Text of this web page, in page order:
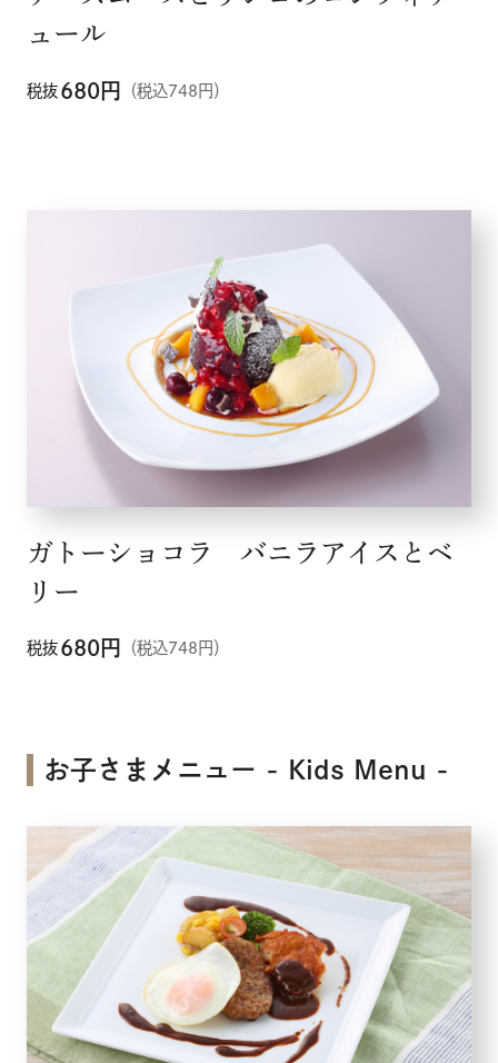
ュール
税抜 680円 （税込748円）
ガトーショコラ バニラアイスとベ
リー
税抜 680円 （税込748円）
お子さまメニュー - Kids Menu -